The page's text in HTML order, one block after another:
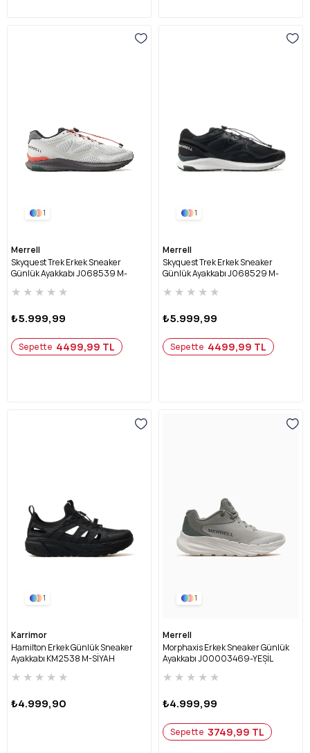
1
Merrell
Skyquest Trek Erkek Sneaker
Günlük Ayakkabı J068539 M-
★ ★ ★ ★ ★
₺5.999,99
Sepette 4499,99 TL
1
Merrell
Skyquest Trek Erkek Sneaker
Günlük Ayakkabı J068529 M-
★ ★ ★ ★ ★
₺5.999,99
Sepette 4499,99 TL
1
Karrimor
Hamilton Erkek Günlük Sneaker
Ayakkabı KM2538 M-SİYAH
★ ★ ★ ★ ★
₺4.999,90
1
Merrell
Morphaxis Erkek Sneaker Günlük
Ayakkabı J00003469-YEŞİL
★ ★ ★ ★ ★
₺4.999,99
Sepette 3749,99 TL